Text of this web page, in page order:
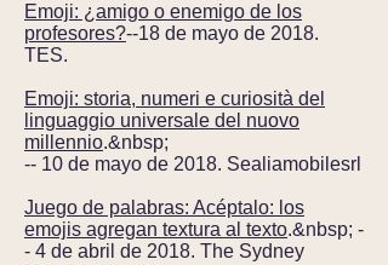
Emoji: ¿amigo o enemigo de los
profesores?--18 de mayo de 2018.
TES.
Emoji: storia, numeri e curiosità del
linguaggio universale del nuovo
millennio.&nbsp;
-- 10 de mayo de 2018. Sealiamobilesrl
Juego de palabras: Acéptalo: los
emojis agregan textura al texto.&nbsp; -
- 4 de abril de 2018. The Sydney